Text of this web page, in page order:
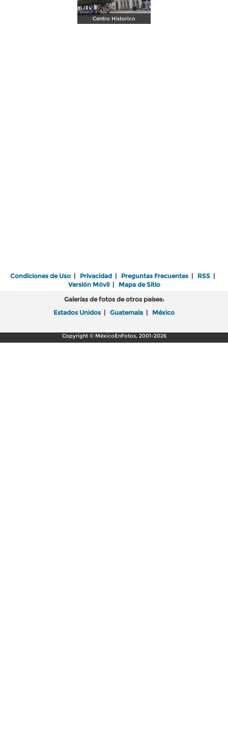
Centro Historico
Condiciones de Uso | Privacidad | Preguntas Frecuentes | RSS |
Versión Móvil| Mapa de Sitio
Galerías de fotos de otros países:
Estados Unidos | Guatemala | México
Copyright © MéxicoEnFotos, 2001-2026